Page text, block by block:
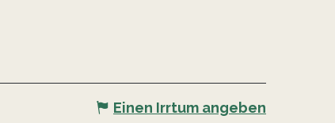
Einen Irrtum angeben